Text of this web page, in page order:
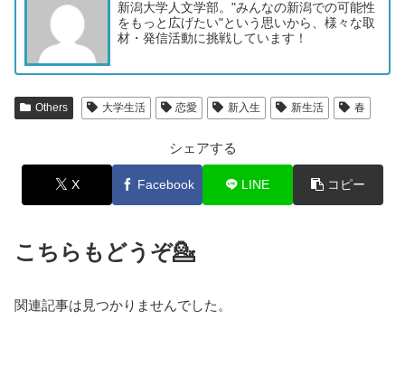
新潟大学人文学部。"みんなの新潟での可能性
をもっと広げたい"という思いから、様々な取
材・発信活動に挑戦しています！
Others 大学生活 恋愛 新入生 新生活 春
シェアする
X Facebook LINE コピー
こちらもどうぞ💁
関連記事は見つかりませんでした。